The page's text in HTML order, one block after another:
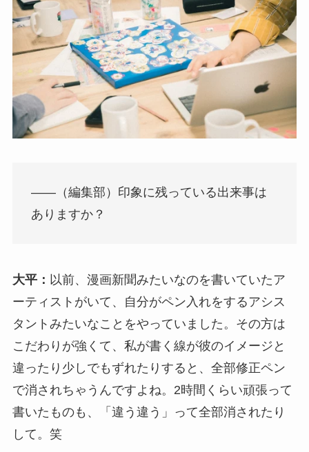
――（編集部）印象に残っている出来事は
ありますか？
大平： 以前、漫画新聞みたいなのを書いていたア
ーティストがいて、自分がペン入れをするアシス
タントみたいなことをやっていました。その方は
こだわりが強くて、私が書く線が彼のイメージと
違ったり少しでもずれたりすると、全部修正ペン
で消されちゃうんですよね。2時間くらい頑張って
書いたものも、「違う違う」って全部消されたり
して。笑